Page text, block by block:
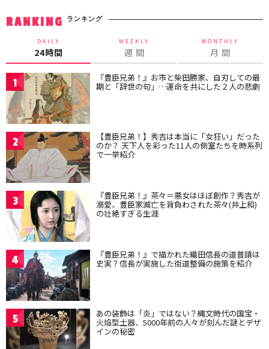
RANKING ランキング
DAILY
24時間
WEEKLY
週 間
MONTHLY
月 間
1 『豊臣兄弟！』お市と柴田勝家、自刃しての最
期と「辞世の句」…運命を共にした２人の悲劇
2 【豊臣兄弟！】秀吉は本当に「女狂い」だった
のか？ 天下人を彩った11人の側室たちを時系列
で一挙紹介
3 『豊臣兄弟！』茶々＝悪女はほぼ創作？秀吉が
溺愛、豊臣家滅亡を背負わされた茶々(井上和)
の壮絶すぎる生涯
4 『豊臣兄弟！』で描かれた織田信長の道普請は
史実？信長が実施した街道整備の施策を紹介
5 あの装飾は「炎」ではない？縄文時代の国宝・
火焔型土器、5000年前の人々が刻んだ謎とデザ
インの秘密